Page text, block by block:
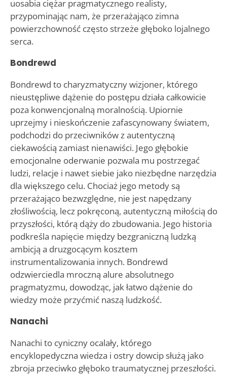
uosabia ciężar pragmatycznego realisty,
przypominając nam, że przerażająco zimna
powierzchowność często strzeże głęboko lojalnego
serca.
Bondrewd
Bondrewd to charyzmatyczny wizjoner, którego
nieustępliwe dążenie do postępu działa całkowicie
poza konwencjonalną moralnością. Upiornie
uprzejmy i nieskończenie zafascynowany światem,
podchodzi do przeciwników z autentyczną
ciekawością zamiast nienawiści. Jego głębokie
emocjonalne oderwanie pozwala mu postrzegać
ludzi, relacje i nawet siebie jako niezbędne narzędzia
dla większego celu. Chociaż jego metody są
przerażająco bezwzględne, nie jest napędzany
złośliwością, lecz pokręconą, autentyczną miłością do
przyszłości, którą dąży do zbudowania. Jego historia
podkreśla napięcie między bezgraniczną ludzką
ambicją a druzgocącym kosztem
instrumentalizowania innych. Bondrewd
odzwierciedla mroczną alure absolutnego
pragmatyzmu, dowodząc, jak łatwo dążenie do
wiedzy może przyćmić naszą ludzkość.
Nanachi
Nanachi to cyniczny ocalały, którego
encyklopedyczna wiedza i ostry dowcip służą jako
zbroja przeciwko głęboko traumatycznej przeszłości.